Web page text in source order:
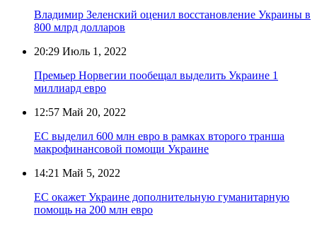
Владимир Зеленский оценил восстановление Украины в
800 млрд долларов
20:29 Июль 1, 2022
Премьер Норвегии пообещал выделить Украине 1
миллиард евро
12:57 Май 20, 2022
ЕС выделил 600 млн евро в рамках второго транша
макрофинансовой помощи Украине
14:21 Май 5, 2022
ЕС окажет Украине дополнительную гуманитарную
помощь на 200 млн евро